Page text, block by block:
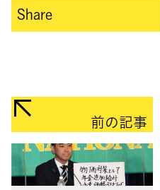
Share
前の記事